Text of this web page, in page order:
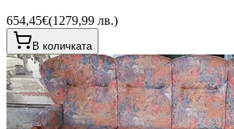
654,45€(1279,99 лв.)
В количката